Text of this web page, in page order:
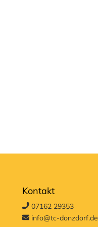
Kontakt
07162 29353
info@tc-donzdorf.de